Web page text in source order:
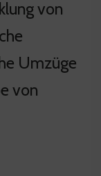
von
Umzüge
von